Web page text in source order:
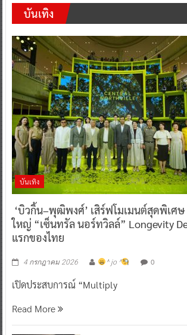
บันเทิง
บันเทิง
‘บิวกิ้น–พุฒิพงศ์’ เสิร์ฟโมเมนต์สุดพิเศษ
ใหญ่ “เซ็นทรัล นอร์ทวิลล์” Longevity
แรกของไทย
4 กรกฎาคม 2026 ^ jo ^ 0
เปิดประสบการณ์ “Multiply
Read More